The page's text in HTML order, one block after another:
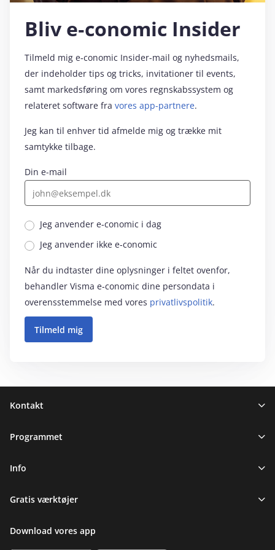
Bliv e‑conomic Insider
Tilmeld mig e‑conomic Insider-mail og nyhedsmails,
der indeholder tips og tricks, invitationer til events,
samt markedsføring om vores regnskabssystem og
relateret software fra vores app-partnere.
Jeg kan til enhver tid afmelde mig og trække mit
samtykke tilbage.
Din e-mail
Jeg anvender e‑conomic i dag
Jeg anvender ikke e‑conomic
Når du indtaster dine oplysninger i feltet ovenfor,
behandler Visma e‑conomic dine persondata i
overensstemmelse med vores privatlivspolitik.
Sidefod
Kontakt
Programmet
Info
Gratis værktøjer
Download vores app